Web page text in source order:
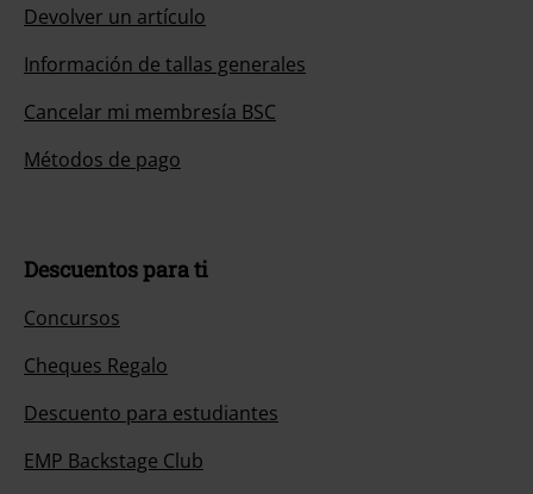
Devolver un artículo
Información de tallas generales
Cancelar mi membresía BSC
Métodos de pago
Descuentos para ti
Concursos
Cheques Regalo
Descuento para estudiantes
EMP Backstage Club